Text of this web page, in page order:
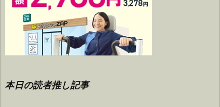
本日の読者推し記事